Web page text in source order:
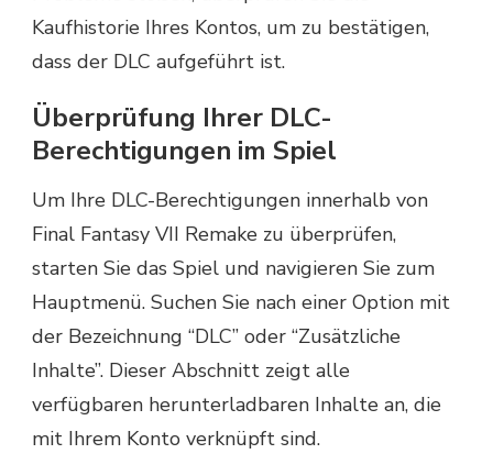
Kaufhistorie Ihres Kontos, um zu bestätigen,
dass der DLC aufgeführt ist.
Überprüfung Ihrer DLC-
Berechtigungen im Spiel
Um Ihre DLC-Berechtigungen innerhalb von
Final Fantasy VII Remake zu überprüfen,
starten Sie das Spiel und navigieren Sie zum
Hauptmenü. Suchen Sie nach einer Option mit
der Bezeichnung “DLC” oder “Zusätzliche
Inhalte”. Dieser Abschnitt zeigt alle
verfügbaren herunterladbaren Inhalte an, die
mit Ihrem Konto verknüpft sind.